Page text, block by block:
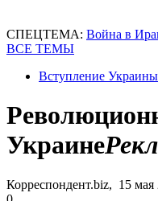
СПЕЦТЕМА: Война в
ВСЕ ТЕМЫ
Вступление
Украине
Корреспондент.biz, 15 мая